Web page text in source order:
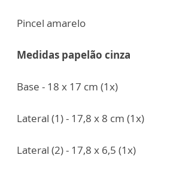
Pincel amarelo
Medidas papelão cinza
Base - 18 x 17 cm (1x)
Lateral (1) - 17,8 x 8 cm (1x)
Lateral (2) - 17,8 x 6,5 (1x)